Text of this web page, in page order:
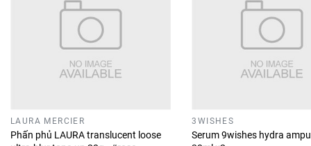
LAURA MERCIER
Phấn phủ LAURA translucent loose
3WISHES
Serum 9wishes hydra